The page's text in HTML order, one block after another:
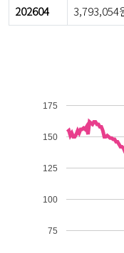
202604
3,793,054
75
100
125
150
175